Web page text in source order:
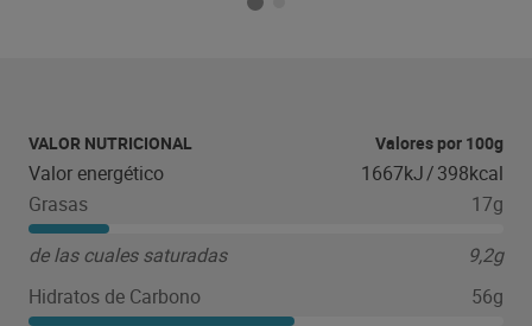
VALOR NUTRICIONAL Valores por 100g
Valor energético 1667kJ/398kcal
Grasas
17g
de las cuales saturadas
9,2g
Hidratos de Carbono
56g